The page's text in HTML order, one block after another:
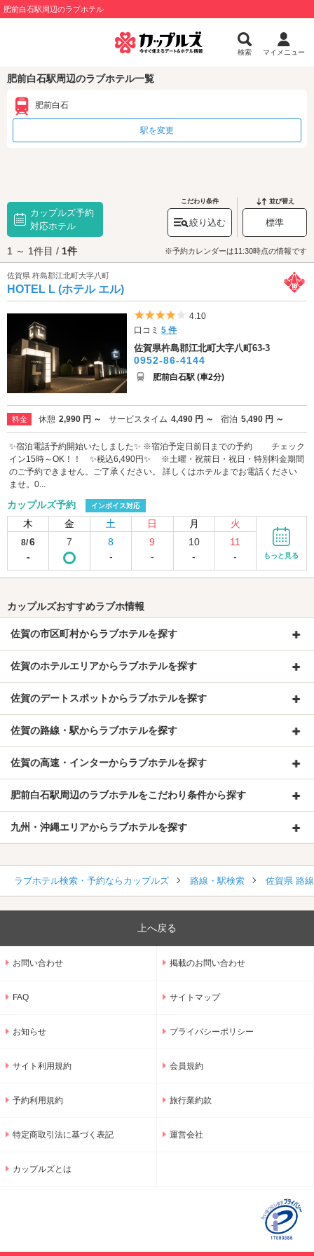
肥前白石駅周辺のラブホテル
検索 マイメニュー
肥前白石駅周辺のラブホテル一覧
肥前白石
駅を変更
カップルズ予約
対応ホテル
こだわり条件
絞り込む
並び替え
標準
1 ～ 1件目 / 1件 ※予約カレンダーは11:30時点の情報です
佐賀県 杵島郡江北町大字八町
HOTEL L (ホテル エル)
5つ星のうち4
4.10
口コミ5 件
佐賀県杵島郡江北町大字八町63-3
0952-86-4144
肥前白石駅 (車2分)
料金 休憩 2,990 円 ～ サービスタイム 4,490 円 ～ 宿泊 5,490 円 ～
✨宿泊電話予約開始いたしました✨ ※宿泊予定日前日までの予約 チェック
イン15時～OK！！ ✨税込6,490円✨ ※土曜・祝前日・祝日・特別料金期間
のご予約できません。ご了承ください。 詳しくはホテルまでお電話ください
ませ。0...
カップルズ予約 インボイス対応
木 金 土 日 月 火
8/6
-
7
8
-
9
-
10
-
11
-
もっと見る
カップルズおすすめラブホ情報
佐賀の市区町村からラブホテルを探す
佐賀のホテルエリアからラブホテルを探す
佐賀のデートスポットからラブホテルを探す
佐賀の路線・駅からラブホテルを探す
佐賀の高速・インターからラブホテルを探す
肥前白石駅周辺のラブホテルをこだわり条件から探す
九州・沖縄エリアからラブホテルを探す
ラブホテル検索・予約ならカップルズ 路線・駅検索 佐賀県 路
上へ戻る
お問い合わせ 掲載のお問い合わせ
FAQ サイトマップ
お知らせ プライバシーポリシー
サイト利用規約 会員規約
予約利用規約 旅行業約款
特定商取引法に基づく表記 運営会社
カップルズとは